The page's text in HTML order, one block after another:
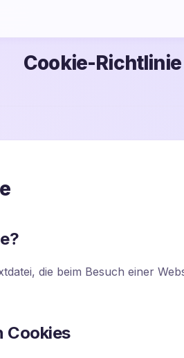
Cookie-Richtlinie
die beim Besuch einer
Cookies